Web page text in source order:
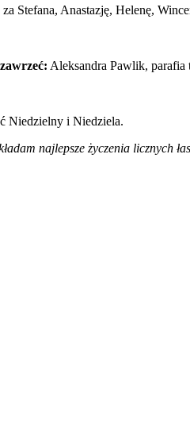
Stefana, Anastazję, Helenę,
Aleksandra Pawlik, parafia
Niedzielny i Niedziela.
najlepsze życzenia licznych